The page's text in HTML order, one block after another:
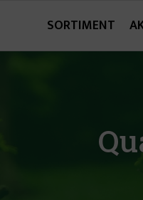
SORTIMENT